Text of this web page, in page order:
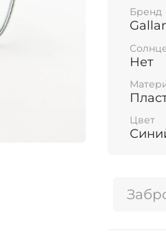
Бренд
Нет
Цвет